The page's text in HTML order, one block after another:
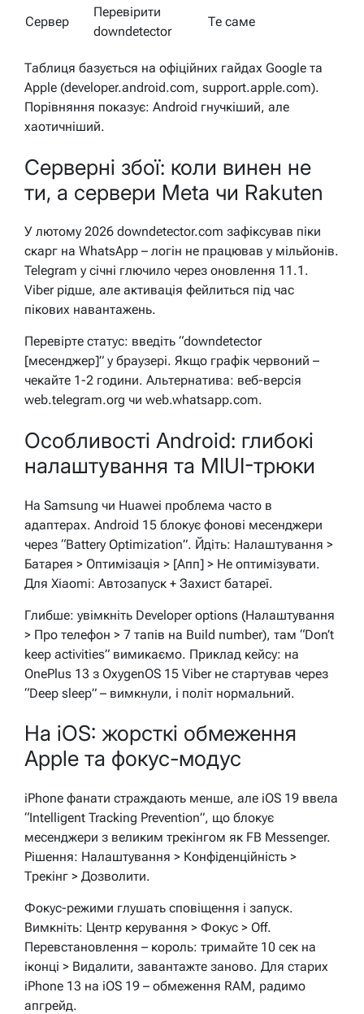
Сервер
Перевірити
downdetector
Те саме
Таблиця базується на офіційних гайдах Google та
Apple (developer.android.com, support.apple.com).
Порівняння показує: Android гнучкіший, але
хаотичніший.
Серверні збої: коли винен не
ти, а сервери Meta чи Rakuten
У лютому 2026 downdetector.com зафіксував піки
скарг на WhatsApp – логін не працював у мільйонів.
Telegram у січні глючило через оновлення 11.1.
Viber рідше, але активація фейлиться під час
пікових навантажень.
Перевірте статус: введіть “downdetector
[месенджер]” у браузері. Якщо графік червоний –
чекайте 1-2 години. Альтернатива: веб-версія
web.telegram.org чи web.whatsapp.com.
Особливості Android: глибокі
налаштування та MIUI-трюки
На Samsung чи Huawei проблема часто в
адаптерах. Android 15 блокує фонові месенджери
через “Battery Optimization”. Йдіть: Налаштування >
Батарея > Оптимізація > [Апп] > Не оптимізувати.
Для Xiaomi: Автозапуск + Захист батареї.
Глибше: увімкніть Developer options (Налаштування
> Про телефон > 7 тапів на Build number), там “Don’t
keep activities” вимикаємо. Приклад кейсу: на
OnePlus 13 з OxygenOS 15 Viber не стартував через
“Deep sleep” – вимкнули, і політ нормальний.
На iOS: жорсткі обмеження
Apple та фокус-модус
iPhone фанати страждають менше, але iOS 19 ввела
“Intelligent Tracking Prevention”, що блокує
месенджери з великим трекінгом як FB Messenger.
Рішення: Налаштування > Конфіденційність >
Трекінг > Дозволити.
Фокус-режими глушать сповіщення і запуск.
Вимкніть: Центр керування > Фокус > Off.
Перевстановлення – король: тримайте 10 сек на
іконці > Видалити, завантажте заново. Для старих
iPhone 13 на iOS 19 – обмеження RAM, радимо
апгрейд.